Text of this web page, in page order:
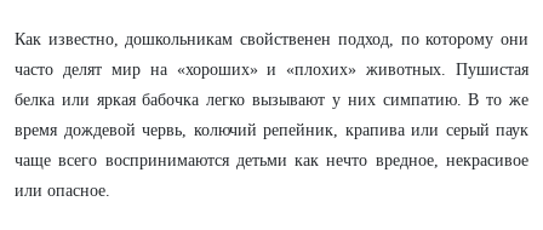
Как известно, дошкольникам свойственен подход, по которому они
часто делят мир на «хороших» и «плохих» животных. Пушистая
белка или яркая бабочка легко вызывают у них симпатию. В то же
время дождевой червь, колючий репейник, крапива или серый паук
чаще всего воспринимаются детьми как нечто вредное, некрасивое
или опасное.